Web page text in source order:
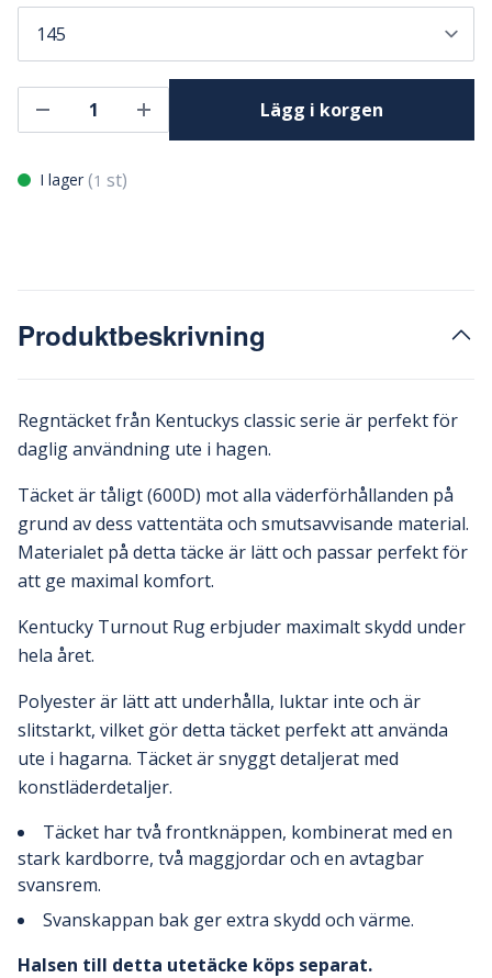
Lägg i korgen
I lager (1 st)
Produktbeskrivning
Regntäcket från Kentuckys classic serie är perfekt för
daglig användning ute i hagen.
Täcket är tåligt (600D) mot alla väderförhållanden på
grund av dess vattentäta och smutsavvisande material.
Materialet på detta täcke är lätt och passar perfekt för
att ge maximal komfort.
Kentucky Turnout Rug erbjuder maximalt skydd under
hela året.
Polyester är lätt att underhålla, luktar inte och är
slitstarkt, vilket gör detta täcket perfekt att använda
ute i hagarna. Täcket är snyggt detaljerat med
konstläderdetaljer.
Täcket har två frontknäppen, kombinerat med en
stark kardborre, två maggjordar och en avtagbar
svansrem.
Svanskappan bak ger extra skydd och värme.
Halsen till detta utetäcke köps separat.